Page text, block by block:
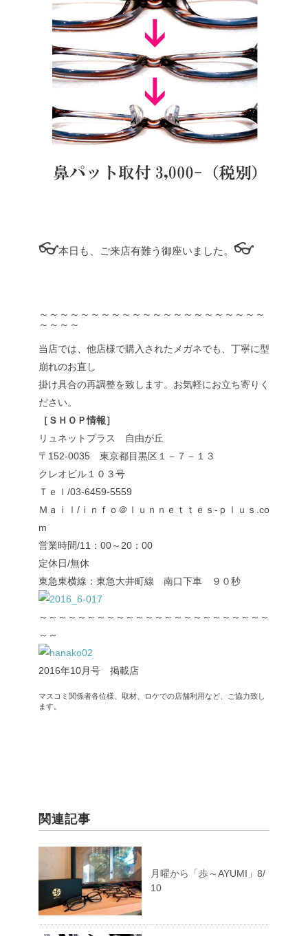
👓本日も、ご来店有難う御座いました。 👓
～～～～～～～～～～～～～～～～～～～～～～
～～～～
当店では、他店様で購入されたメガネでも、丁寧に型
崩れのお直し
掛け具合の再調整を致します。お気軽にお立ち寄りく
ださい。
［ＳＨＯＰ情報］
リュネットプラス 自由が丘
〒152-0035 東京都目黒区１－７－１３
クレオビル１０３号
Ｔｅｌ/03-6459-5559
Ｍａｉｌ/ｉｎｆｏ＠ｌｕｎｎｅｔｔｅｓ-ｐｌｕｓ.co
m
営業時間/11：00～20：00
定休日/無休
東急東横線：東急大井町線 南口下車 ９０秒
～～～～～～～～～～～～～～～～～～～～～～～～
～～
2016年10月号 掲載店
マスコミ関係者各位様、取材、ロケでの店舗利用など、ご協力致し
ます。
関連記事
月曜から「歩～AYUMI」8/
10